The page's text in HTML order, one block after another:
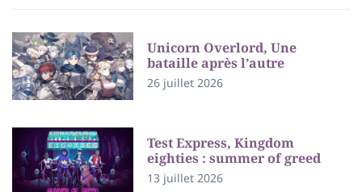
Unicorn Overlord, Une
bataille après l’autre
26 juillet 2026
Test Express, Kingdom
eighties : summer of greed
13 juillet 2026